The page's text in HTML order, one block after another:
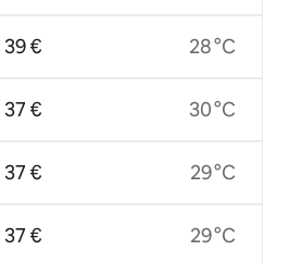
39 €
37 €
37 €
37 €
28 °C
30 °C
29 °C
29 °C